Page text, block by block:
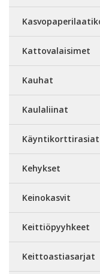
Kattovalaisimet
Kauhat
Kaulaliinat
Käyntikorttirasiat
Kehykset
Keinokasvit
Keittiöpyyhkeet
Keittoastiasarjat